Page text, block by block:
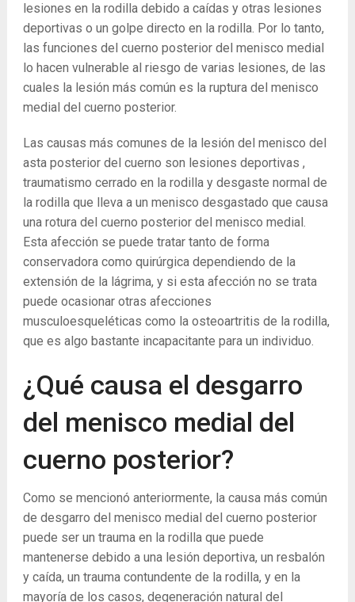
lesiones en la rodilla debido a caídas y otras lesiones
deportivas o un golpe directo en la rodilla. Por lo tanto,
las funciones del cuerno posterior del menisco medial
lo hacen vulnerable al riesgo de varias lesiones, de las
cuales la lesión más común es la ruptura del menisco
medial del cuerno posterior.
Las causas más comunes de la lesión del menisco del
asta posterior del cuerno son lesiones deportivas ,
traumatismo cerrado en la rodilla y desgaste normal de
la rodilla que lleva a un menisco desgastado que causa
una rotura del cuerno posterior del menisco medial.
Esta afección se puede tratar tanto de forma
conservadora como quirúrgica dependiendo de la
extensión de la lágrima, y ​​si esta afección no se trata
puede ocasionar otras afecciones
musculoesqueléticas como la osteoartritis de la rodilla,
que es algo bastante incapacitante para un individuo.
¿Qué causa el desgarro
del menisco medial del
cuerno posterior?
Como se mencionó anteriormente, la causa más común
de desgarro del menisco medial del cuerno posterior
puede ser un trauma en la rodilla que puede
mantenerse debido a una lesión deportiva, un resbalón
y caída, un trauma contundente de la rodilla, y en la
mayoría de los casos, degeneración natural del